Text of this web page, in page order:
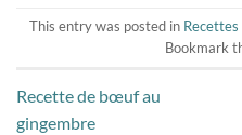
This entry was posted in Recettes
Bookmark
Recette de bœuf au
gingembre